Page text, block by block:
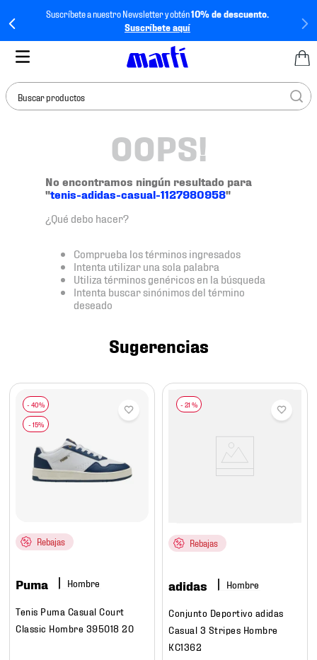
Suscríbete a nuestro Newsletter y obtén10% de descuento.
Suscríbete aquí
Buscar productos
OOPS!
No encontramos ningún resultado para
"tenis-adidas-casual-1127980958"
¿Qué debo hacer?
Comprueba los términos ingresados
Intenta utilizar una sola palabra
Utiliza términos genéricos en la búsqueda
Intenta buscar sinónimos del término
deseado
Sugerencias
Rebajas
Puma Hombre
Tenis Puma Casual Court
Classic Hombre 395018 20
- 21 %
Rebajas
adidas Hombre
Conjunto Deportivo adidas
Casual 3 Stripes Hombre
KC1362
tenis mujer
tenis hombre
tenis
tenis futbol
mochila
10. tenis nike